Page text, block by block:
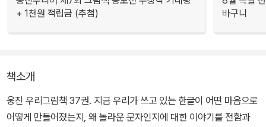
+ 1천원 적립금 (추첨)
바구니
책소개
웅진 우리그림책 37권. 지금 우리가 쓰고 있는 한글이 어떤 마음으로
어떻게 만들어졌는지, 왜 놀라운 문자인지에 대한 이야기를 전함과